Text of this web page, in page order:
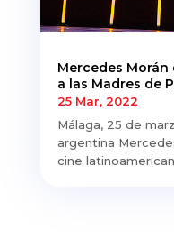
Mercedes
a las Madres de
25 Mar, 2022
Málaga, 25 de
argentina
cine